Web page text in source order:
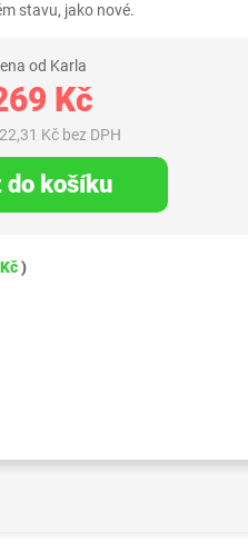
stavu, jako nové.
od Karla
Kč
Kč bez DPH
košíku
)